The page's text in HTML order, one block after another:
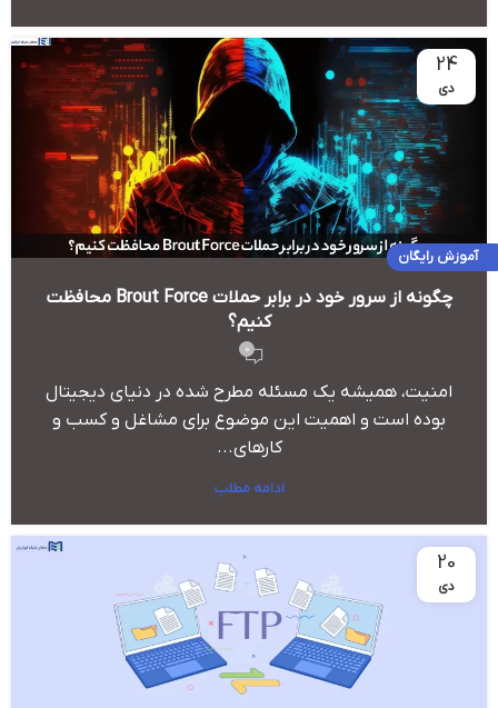
24
دی
آموزش رایگان
چگونه از سرور خود در برابر حملات Brout Force محافظت
کنیم؟
0
امنیت، همیشه یک مسئله مطرح شده در دنیای دیجیتال
بوده است و اهمیت این موضوع برای مشاغل و کسب و
کارهای...
ادامه مطلب
20
دی